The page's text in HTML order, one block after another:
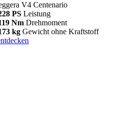
V4 Centenario
PS Leistung
Nm Drehmoment
kg Gewicht ohne Kraftstoff